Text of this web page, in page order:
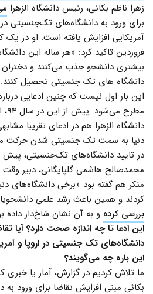
زهرا ناظم بکائی، رئیس دانشگاه الزهرا
برای ورود به دانشگاه‌های تک‌جنسیتی
فروردین تاکید کرد: «هر ساله این
بیشتری دانشجو جذب می‌کنند و
دانشگاه های تک جنسیتی تحصیل کنند.
این بار اول نیست که چنین ادعایی
دانشگاه الزهرا هم در ادعای تقریبا
دنیا به سمت تک جنسیتی شدن حرکت
محمدصالح هاشمی گلپایگانی، دبیر وقت
منکر هم گفته بود «برخی دانشگاه‌های
کردند و همین باعث رشد علمی
بررسی کرده و به آن نشان شاخ‌دار داده
این ادعا تا چه اندازه صحت دارد؟ آیا
دانشگاه‌های تک جنسیتی در اروپا و
این باره چه می‌گویند؟
ما تلاش کردیم در گزارش، آمار یا خبری
بکائی مبنی افزایش تقاضا برای ورود